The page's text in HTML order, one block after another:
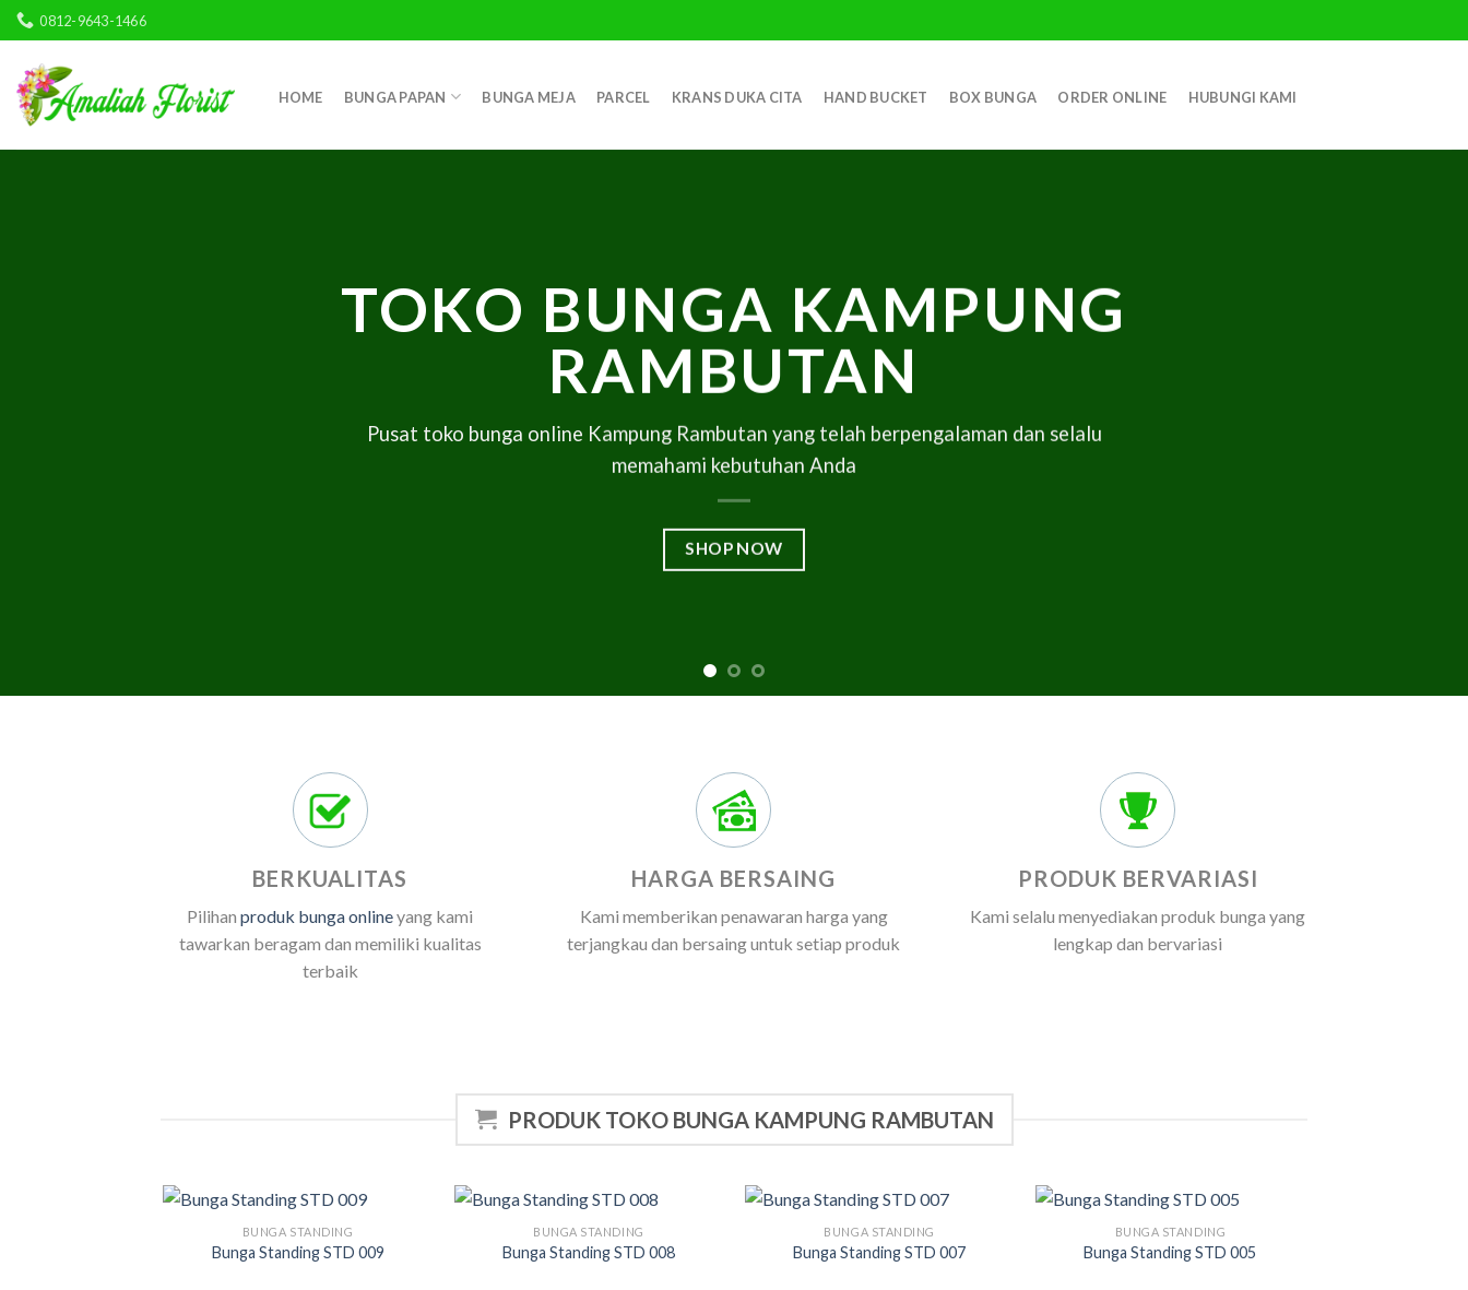
Skip
to
content
0812-9643-1466
HOME BUNGA PAPAN BUNGA MEJA PARCEL KRANS DUKA CITA HAND BUCKET BOX BUNGA ORDER ONLINE HUBUNGI KAMI
TOKO BUNGA KAMPUNG
RAMBUTAN
Pusat toko bunga online Kampung Rambutan yang telah berpengalaman dan selalu
memahami kebutuhan Anda
SHOP NOW
BERKUALITAS
Pilihan produk bunga onlineyang kami
tawarkan beragam dan memiliki kualitas
terbaik
HARGA BERSAING
Kami memberikan penawaran harga yang
terjangkau dan bersaing untuk setiap produk
PRODUK BERVARIASI
Kami selalu menyediakan produk bunga yang
lengkap dan bervariasi
PRODUK TOKO BUNGA KAMPUNG RAMBUTAN
BUNGA STANDING
Bunga Standing STD 009
BUNGA STANDING
Bunga Standing STD 008
BUNGA STANDING
Bunga Standing STD 007
BUNGA STANDING
Bunga Standing STD 005